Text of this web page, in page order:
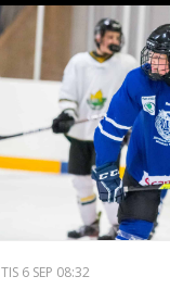
TIS 6 SEP 08:32